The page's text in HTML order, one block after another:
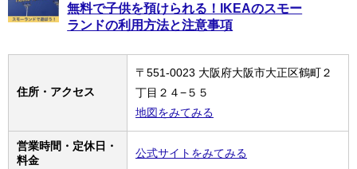
無料で子供を預けられる！IKEAのスモー
ランドの利用方法と注意事項
住所・アクセス
〒551-0023 大阪府大阪市大正区鶴町２
丁目２４−５５
地図をみてみる
営業時間・定休日・
料金
公式サイトをみてみる